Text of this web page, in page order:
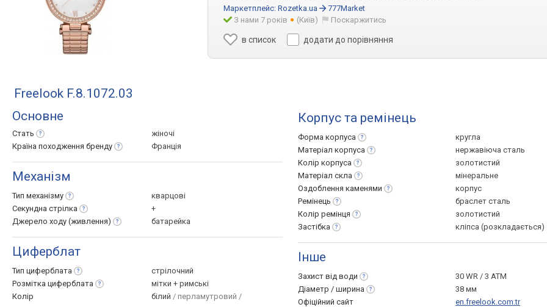
Маркетплейс: Rozetka.ua
777Market
З нами 7 років
(Київ) Поскаржитись
в список додати до порівняння
Freelook F.8.1072.03
Основне
Стать
жіночі
Країна походження бренду Франція
Механізм
Тип механізму
кварцові
Секундна стрілка
+
Джерело ходу (живлення) батарейка
Циферблат
Тип циферблата
стрілочний
Розмітка циферблата
мітки + римські
Колір
білий / перламутровий /
Корпус та ремінець
Форма корпуса
кругла
Матеріал корпуса
нержавіюча сталь
Колір корпуса
золотистий
Матеріал скла
мінеральне
Оздоблення каменями
корпус
Ремінець
браслет сталь
Колір ремінця
золотистий
Застібка
кліпса (розкладається)
Інше
Захист від води
30 WR / 3 ATM
Діаметр / ширина
38 мм
Офіційний сайт
en.freelook.com.tr